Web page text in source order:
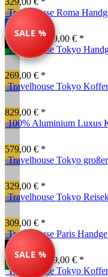
SALE %
Travelhouse Roma
99,00 € *149,00 € *
Travelhouse Tokyo
269,00 € *
Travelhouse Tokyo
829,00 € *
100% Aluminium Luxus
579,00 € *
Travelhouse Tokyo
329,00 € *
Travelhouse Tokyo
309,00 € *
SALE %
Travelhouse Paris
49,00 € *139,00 € *
Travelhouse Tokyo